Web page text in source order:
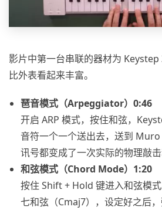
影片中第一台串联的器材为
比外表看起来丰富。
琶音模式（Arpeggiator）0:46
开启 ARP 模式，按住和弦，
音符一个一个送出去，送到
讯号都变成了一次实际的物理敲击
和弦模式（Chord Mode）1:20
按住 Shift + Hold 键进入和弦模
七和弦（Cmaj7），设定好之后，